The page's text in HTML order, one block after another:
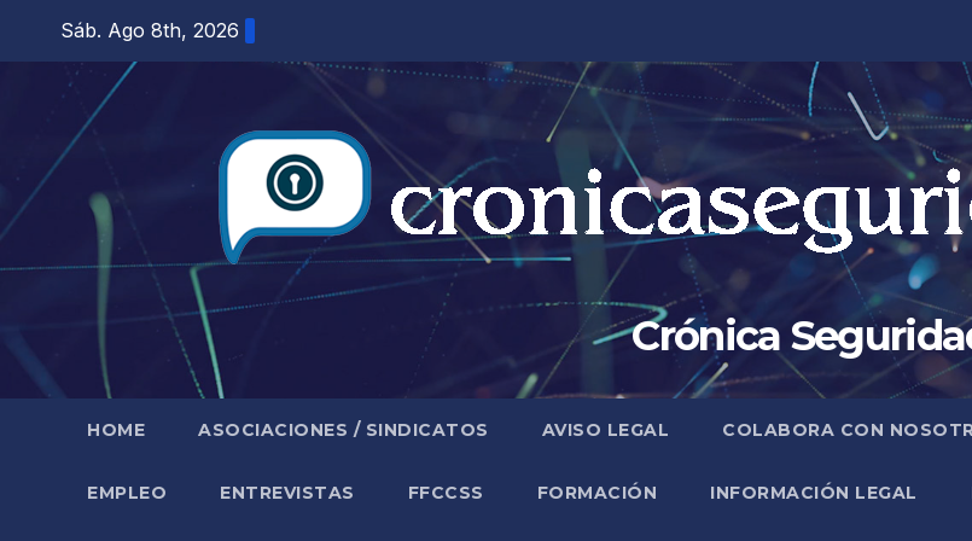
contenido
Sáb. Ago 8th, 2026
Crónica
HOME ASOCIACIONES / SINDICATOS AVISO LEGAL COLABORA CON
EMPLEO ENTREVISTAS FFCCSS FORMACIÓN INFORMACIÓN LEGAL